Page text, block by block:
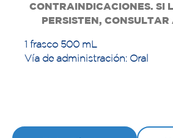
CONTRAINDICACIONES. SI
PERSISTEN, CONSULTAR
1 frasco 500 mL
Vía de administración: Oral